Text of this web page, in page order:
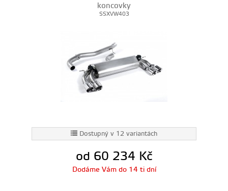
koncovky
SSXVW403
Dostupný v 12 variantách
od 60 234 Kč
Dodáme Vám do 14 ti dní